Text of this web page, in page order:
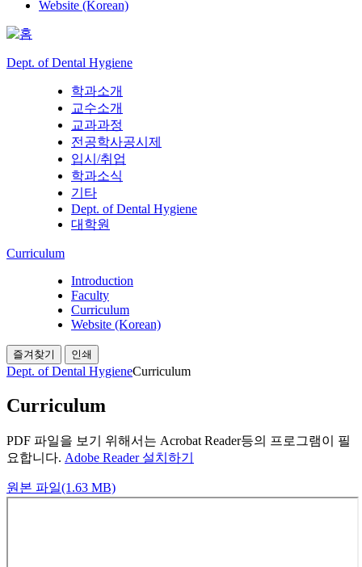
Website (Korean)
Dept. of Dental Hygiene
학과소개
교수소개
교과과정
전공학사공시제
입시/취업
학과소식
기타
Dept. of Dental Hygiene
대학원
Curriculum
Introduction
Faculty
Curriculum
Website (Korean)
즐겨찾기 인쇄
Dept. of Dental HygieneCurriculum
Curriculum
PDF 파일을 보기 위해서는 Acrobat Reader등의 프로그램이 필
요합니다. Adobe Reader 설치하기
원본 파일(1.63 MB)